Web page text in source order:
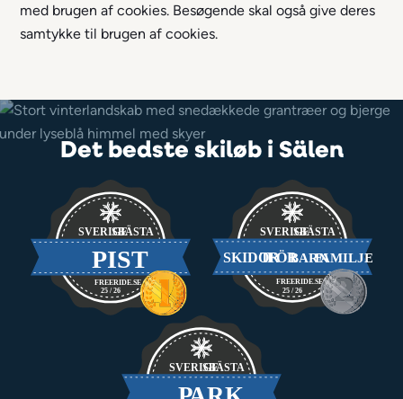
med brugen af cookies. Besøgende skal også give deres
samtykke til brugen af cookies.
Det bedste skiløb i Sälen